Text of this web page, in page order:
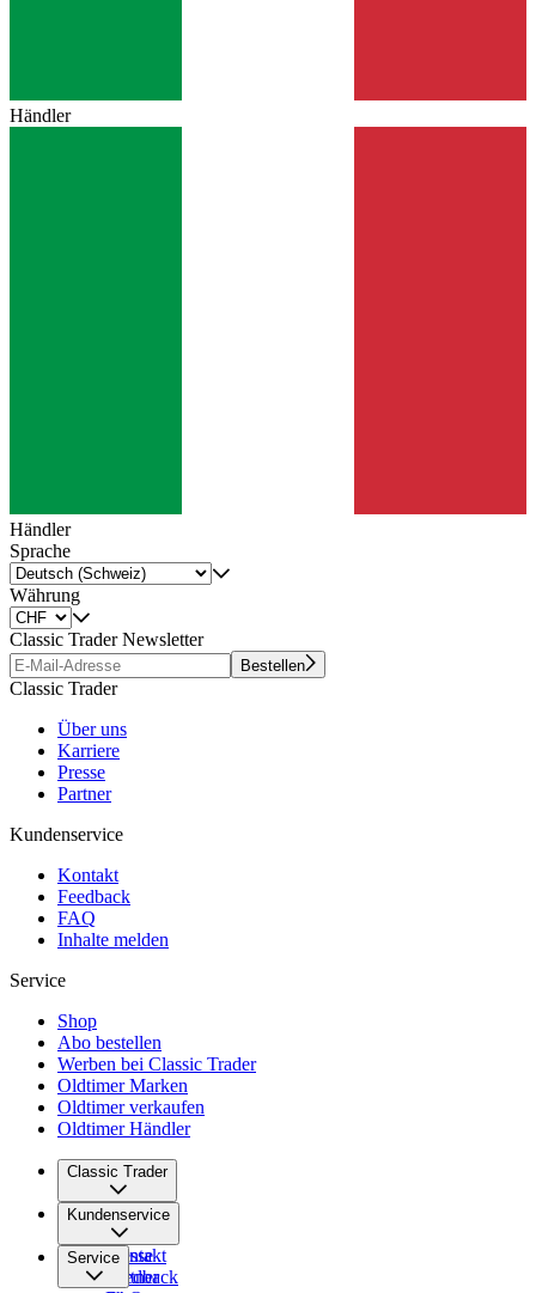
Händler
Händler
Sprache
Währung
Classic Trader Newsletter
Bestellen
Classic Trader
Über uns
Karriere
Presse
Partner
Kundenservice
Kontakt
Feedback
FAQ
Inhalte melden
Service
Shop
Abo bestellen
Werben bei Classic Trader
Oldtimer Marken
Oldtimer verkaufen
Oldtimer Händler
Classic Trader
Über uns
Karriere
Presse
Partner
Kundenservice
Kontakt
Feedback
Service